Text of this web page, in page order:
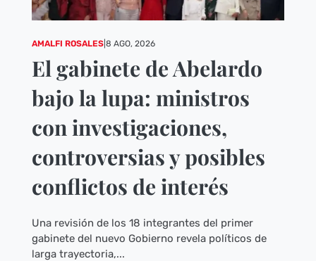
AMALFI ROSALES| 8 AGO, 2026
El gabinete de Abelardo
bajo la lupa: ministros
con investigaciones,
controversias y posibles
conflictos de interés
Una revisión de los 18 integrantes del primer
gabinete del nuevo Gobierno revela políticos de
larga trayectoria,...